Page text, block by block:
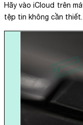
Hãy vào iCloud trên
tệp tin không cần thiết.